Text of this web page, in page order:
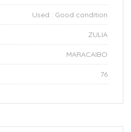
Used : Good condition
ZULIA
MARACAIBO
76